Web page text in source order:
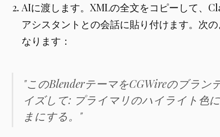
AIに渡します。XMLの全文をコピーして、
アシスタントとの会話に貼り付けます。次
なります：
"このBlenderテーマをCGWireのブラ
イズして: プライマリのハイライト色
まにする。"